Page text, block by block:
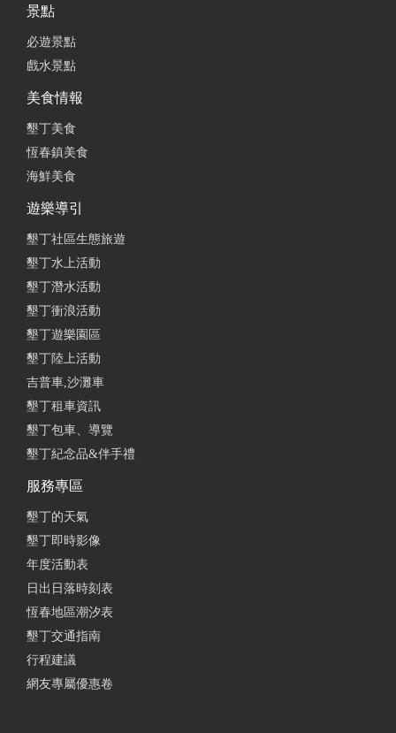
有問題都有解決，服務不錯 環境算乾淨、有專屬停車
位(2格) 有KTV、烤爐(瓦斯型) 但不好用、 有小水池
(小朋友很愛) 有熱水、沖洗區、洗衣機 一樓是龍貓特
一些即溶的會更好
我們一家族總共16 人，第一次來到童話民宿，大家都
感到非常滿意。老闆娘真的很熱情親切，小孩們看到
水池說想玩水，老闆娘立刻放水而且還是溫水哦，孩
子們玩得好開心。環境超級乾淨，真的不誇張，連窗
息，我都很放心。我真的很推薦這家民宿哦！有機會
我們還會再來的，謝謝老闆娘....
房間整潔乾淨，能想到的設備應有儘有，也沒有停車
問題，老闆提供一台腳踏車讓我們可以到恆春街上逛
逛。 擔心西南氣流沒有好天氣，但一樓的遊戲房跟戲
水池已經讓小孩們玩得很開心，就算第二天出大太
沖洗的地方跟洗衣機，讓玩過水的衣物可以做簡單的
整理。 感謝老闆娘幫忙小孩跟長輩另外準備粥品做為
他們的早餐，大家吃的很飽唷。 我們沒有使用烤肉設
備，但客廳的KTV已讓全家儘情歡度愉快的假期夜晚
景點
必遊景點
戲水景點
美食情報
墾丁美食
恆春鎮美食
海鮮美食
遊樂導引
墾丁社區生態旅遊
墾丁水上活動
墾丁潛水活動
墾丁衝浪活動
墾丁遊樂園區
墾丁陸上活動
吉普車,沙灘車
墾丁租車資訊
墾丁包車、導覽
墾丁紀念品&伴手禮
服務專區
墾丁的天氣
墾丁即時影像
年度活動表
日出日落時刻表
恆春地區潮汐表
墾丁交通指南
行程建議
網友專屬優惠卷